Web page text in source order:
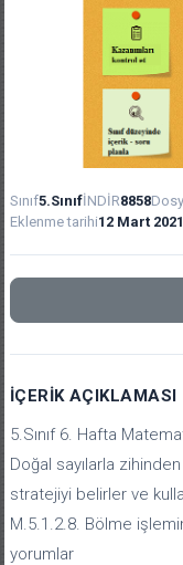
Sınıf5.SınıfİNDİR8858
Eklenme tarihi12 Mart 2021
İÇERIK AÇIKLAMASI
5.Sınıf 6. Hafta
Doğal sayılarla
stratejiyi belirler ve
M.5.1.2.8. Bölme
yorumlar